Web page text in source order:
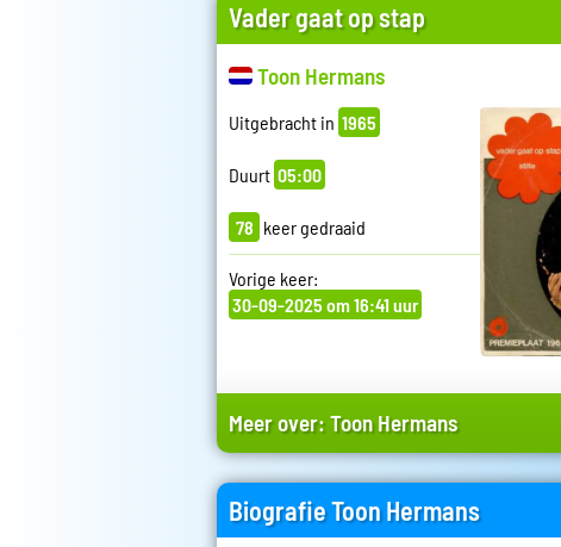
Vader gaat op stap
Toon Hermans
Uitgebracht in 1965
Duurt 05:00
78 keer gedraaid
Vorige keer:
30-09-2025 om 16:41 uur
Meer over:Toon Hermans
Biografie Toon Hermans